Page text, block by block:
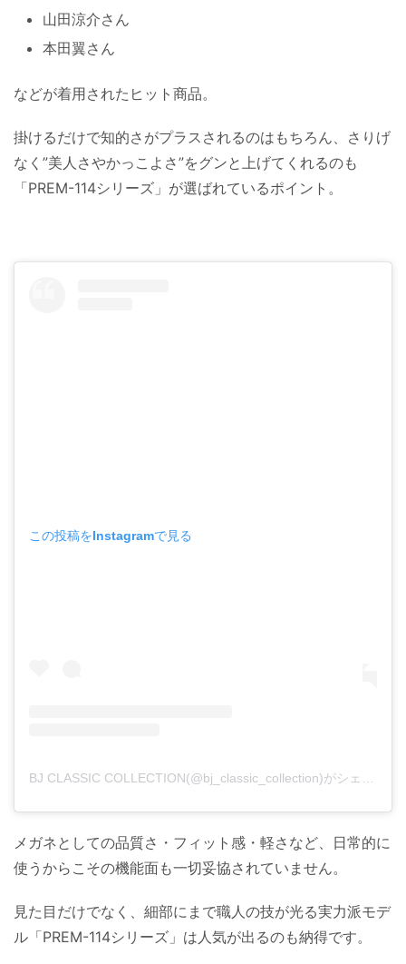
山田涼介さん
本田翼さん
などが着用されたヒット商品。
掛けるだけで知的さがプラスされるのはもちろん、さりげ
なく”美人さやかっこよさ”をグンと上げてくれるのも
「PREM-114シリーズ」が選ばれているポイント。
この投稿をInstagramで見る
メガネとしての品質さ・フィット感・軽さなど、日常的に
使うからこその機能面も一切妥協されていません。
見た目だけでなく、細部にまで職人の技が光る実力派モデ
ル「PREM-114シリーズ」は人気が出るのも納得です。